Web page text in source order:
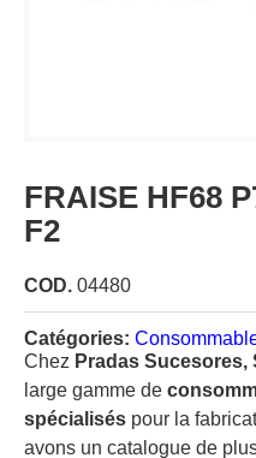
FRAISE HF68
F2
COD. 04480
Catégories:
Chez Pradas Sucesores,
large gamme de
spécialisés pour la
avons un catalogue de